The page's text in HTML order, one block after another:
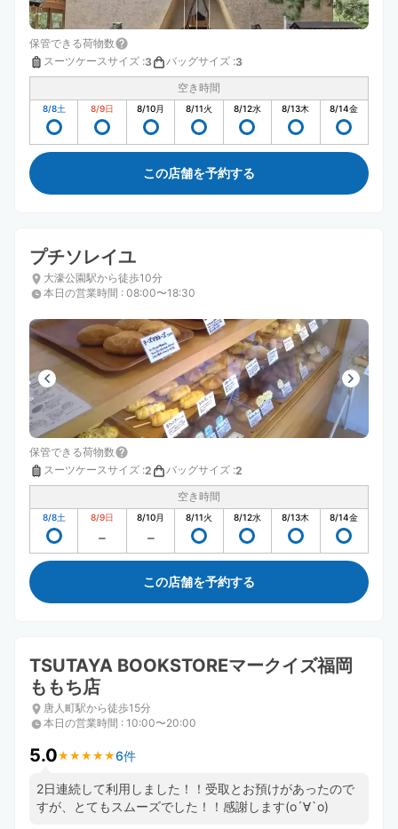
保管できる荷物数
スーツケースサイズ :3 バッグサイズ :3
空き時間
8/8土 8/9日 8/10月 8/11火 8/12水 8/13木 8/14金
この店舗を予約する
プチソレイユ
大濠公園駅から徒歩10分
本日の営業時間 : 08:00〜18:30
保管できる荷物数
スーツケースサイズ :2 バッグサイズ :2
空き時間
8/8土 8/9日 8/10月 8/11火 8/12水 8/13木 8/14金
この店舗を予約する
TSUTAYA BOOKSTOREマークイズ福岡
ももち店
唐人町駅から徒歩15分
本日の営業時間 : 10:00〜20:00
5.0★ ★ ★ ★ ★
★ ★ ★ ★ ★6件
2日連続して利用しました！！受取とお預けがあったので
すが、とてもスムーズでした！！感謝します(о´∀`о)